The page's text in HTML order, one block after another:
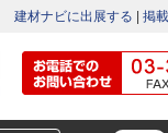
建材ナビに出展する 掲